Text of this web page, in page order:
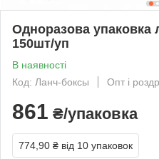
Одноразова упаковка
150шт/уп
В наявності
Код: Ланч-боксы
Опт і
861 ₴/упаковка
774,90 ₴ від 10 упаковок